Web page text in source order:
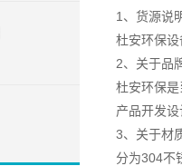
1、货源说
杜安环保
2、关于品
杜安环保
产品开发
3、关于材
分为304不